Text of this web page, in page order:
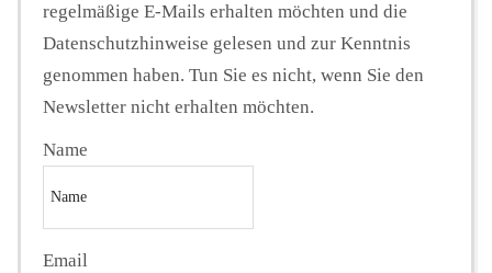
regelmäßige E-Mails erhalten möchten und die
Datenschutzhinweise gelesen und zur Kenntnis
genommen haben. Tun Sie es nicht, wenn Sie den
Newsletter nicht erhalten möchten.
Name
Email